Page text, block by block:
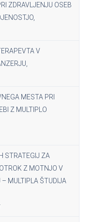
ZDRAVLJENJU OSEB
V
MESTA PRI
Z MULTIPLO
STRATEGIJ ZA
Z MOTNJO V
MULTIPLA ŠTUDIJA